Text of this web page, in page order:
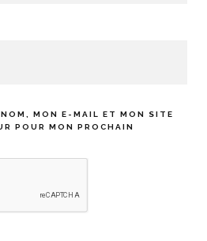
NOM, MON E-MAIL ET MON SITE
POUR MON PROCHAIN